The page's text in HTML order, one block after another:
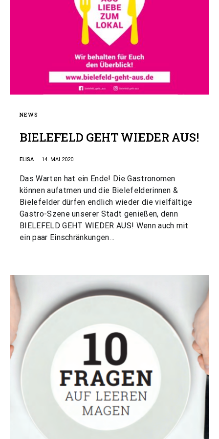
NEWS
BIELEFELD GEHT WIEDER AUS!
ELISA 14. MAI 2020
Das Warten hat ein Ende! Die Gastronomen
können aufatmen und die Bielefelderinnen &
Bielefelder dürfen endlich wieder die vielfältige
Gastro-Szene unserer Stadt genießen, denn
BIELEFELD GEHT WIEDER AUS! Wenn auch mit
ein paar Einschränkungen…